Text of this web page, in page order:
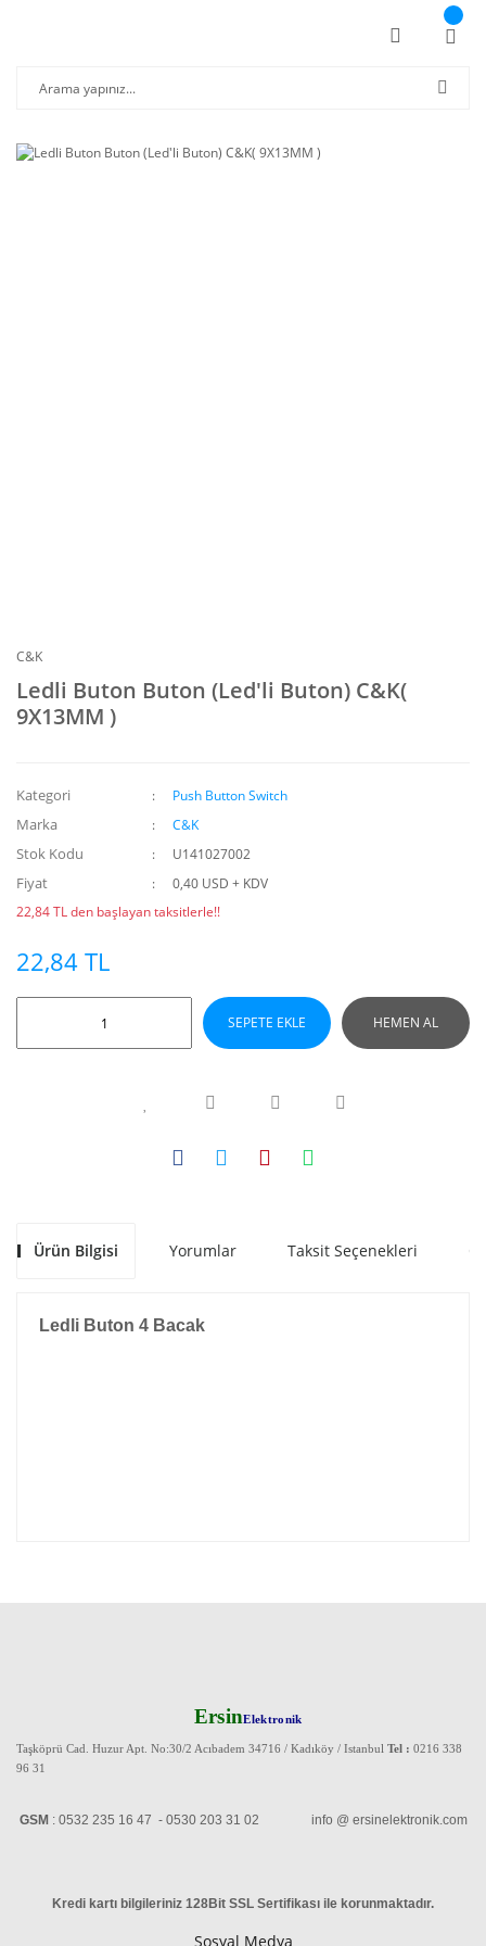
C&K
Ledli Buton Buton (Led'li Buton) C&K(
9X13MM )
Kategori Push Button Switch
Marka C&K
Stok Kodu U141027002
Fiyat
0,40 USD + KDV
22,84 TL den başlayan taksitlerle!!
22,84 TL
SEPETE EKLE HEMEN AL
Ürün Bilgisi Yorumlar Taksit Seçenekleri
Ledli Buton 4 Bacak
ErsinElektronik
Taşköprü Cad. Huzur Apt. No:30/2 Acıbadem 34716 / Kadıköy / Istanbul Tel : 0216 338
96 31
GSM : 0532 235 16 47 - 0530 203 31 02 info @ ersinelektronik.com
Kredi kartı bilgileriniz 128Bit SSL Sertifikası ile korunmaktadır.
Sosyal Medya